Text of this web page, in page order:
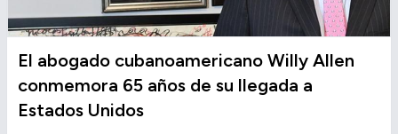
El abogado cubanoamericano Willy Allen
conmemora 65 años de su llegada a
Estados Unidos